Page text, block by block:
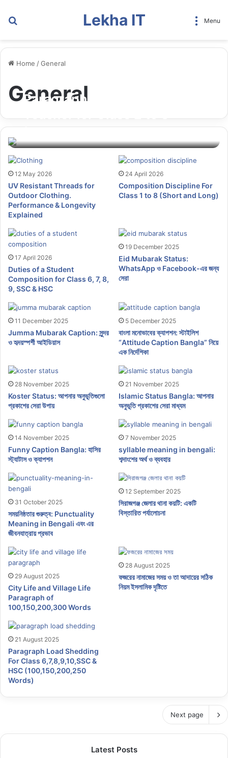
Lekha IT Menu
Home /General
General
Paragraph on My Favourite
Teacher for Class 2 to 8
12 May 2026
UV Resistant Threads for
Outdoor Clothing.
Performance & Longevity
Explained
24 April 2026
Composition Discipline For
Class 1 to 8 (Short and Long)
17 April 2026
Duties of a Student
Composition for Class 6, 7, 8,
9, SSC & HSC
19 December 2025
Eid Mubarak Status:
WhatsApp ও Facebook-এর জন্য
সেরা
11 December 2025
Jumma Mubarak Caption: সুন্দর
ও হৃদয়স্পর্শী আইডিয়াস
5 December 2025
বাংলা মনোভাবের ক্যাপশন: স্টাইলিশ
“Attitude Caption Bangla” নিয়ে
এক নির্দেশিকা
28 November 2025
Koster Status: আপনার অনুভূতিগুলো
প্রকাশের সেরা উপায়
21 November 2025
Islamic Status Bangla: আপনার
অনুভূতি প্রকাশের সেরা মাধ্যম
14 November 2025
Funny Caption Bangla: হাসির
স্ট্যাটাস ও ক্যাপশন
7 November 2025
syllable meaning in bengali:
শব্দাংশের অর্থ ও ব্যবহার
31 October 2025
সময়নিষ্ঠতার গুরুত্ব: Punctuality
Meaning in Bengali এবং এর
জীবনযাত্রায় প্রভাব
12 September 2025
সিরাজগঞ্জ জেলার থানা কয়টি: একটি
বিস্তারিত পর্যালোচনা
29 August 2025
City Life and Village Life
Paragraph of
100,150,200,300 Words
28 August 2025
ফজরের নামাজের সময় ও তা আদায়ের সঠিক
নিয়ম ইসলামিক দৃষ্টিতে
21 August 2025
Paragraph Load Shedding
For Class 6,7,8,9,10,SSC &
HSC (100,150,200,250
Words)
Next page
Latest Posts